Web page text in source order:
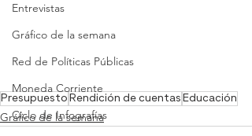
Entrevistas
Gráfico de la semana
Red de Políticas Públicas
Moneda Corriente
Ciclo de Infografías
Presupuesto Rendición de cuentas Educación
Gráfico de la semana